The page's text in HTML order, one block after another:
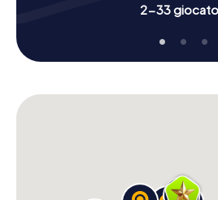
2-33